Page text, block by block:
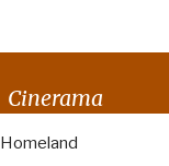
Cinerama
Homeland